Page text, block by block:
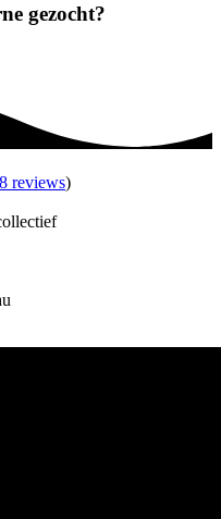
gezocht?
reviews)